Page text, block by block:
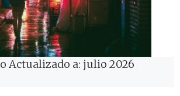
Actualizado a: julio 2026